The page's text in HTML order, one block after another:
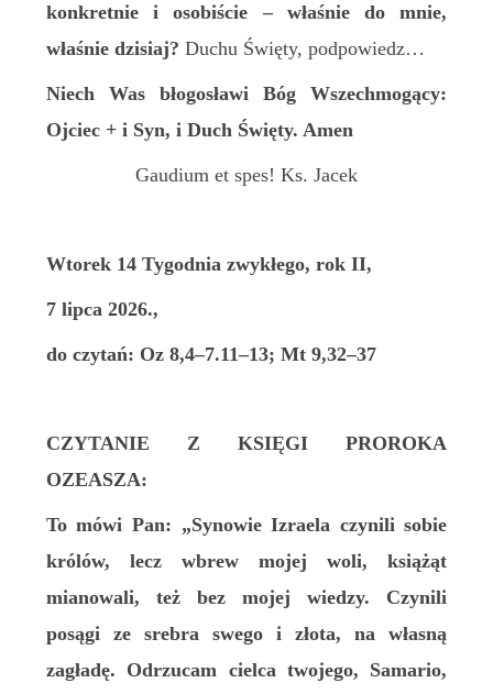
konkretnie i osobiście – właśnie do mnie,
właśnie dzisiaj? Duchu Święty, podpowiedz…
Niech Was błogosławi Bóg Wszechmogący:
Ojciec + i Syn, i Duch Święty. Amen
Gaudium et spes! Ks. Jacek
Wtorek 14 Tygodnia zwykłego, rok II,
7 lipca 2026.,
do czytań: Oz 8,4–7.11–13; Mt 9,32–37
CZYTANIE Z KSIĘGI PROROKA
OZEASZA:
To mówi Pan: „Synowie Izraela czynili sobie
królów, lecz wbrew mojej woli, książąt
mianowali, też bez mojej wiedzy. Czynili
posągi ze srebra swego i złota, na własną
zagładę. Odrzucam cielca twojego, Samario,